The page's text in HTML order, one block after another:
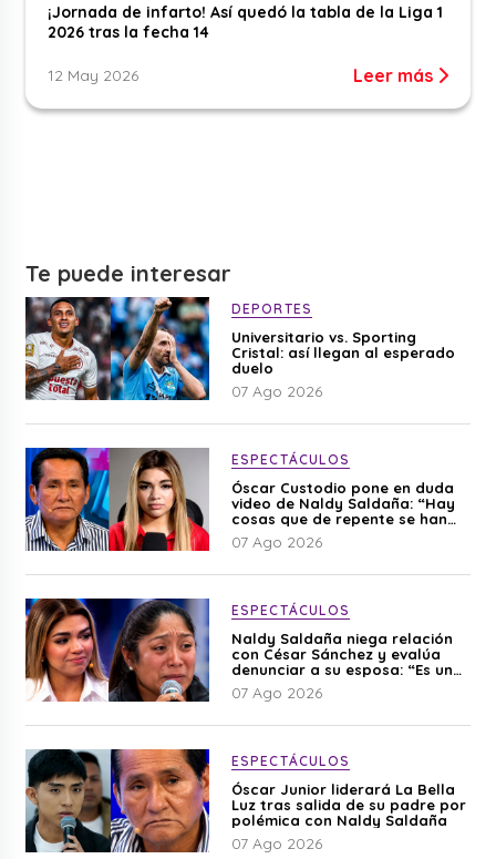
¡Jornada de infarto! Así quedó la tabla de la Liga 1
2026 tras la fecha 14
12 May 2026 Leer más
Te puede interesar
DEPORTES
Universitario vs. Sporting
Cristal: así llegan al esperado
duelo
07 Ago 2026
ESPECTÁCULOS
Óscar Custodio pone en duda
video de Naldy Saldaña: “Hay
cosas que de repente se han
editado”
07 Ago 2026
ESPECTÁCULOS
Naldy Saldaña niega relación
con César Sánchez y evalúa
denunciar a su esposa: “Es una
difamación”
07 Ago 2026
ESPECTÁCULOS
Óscar Junior liderará La Bella
Luz tras salida de su padre por
polémica con Naldy Saldaña
07 Ago 2026